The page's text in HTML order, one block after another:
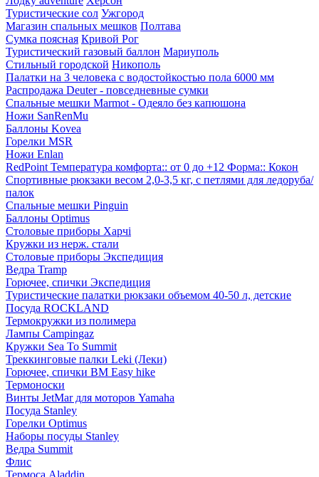
Туристические сол Ужгород
Магазин спальных мешков Полтава
Сумка поясная Кривой Рог
Туристический газовый баллон Мариуполь
Стильный городской Никополь
Палатки на 3 человека с водостойкостью пола 6000 мм
Распродажа Deuter - повседневные сумки
Спальные мешки Marmot - Одеяло без капюшона
Ножи SanRenMu
Баллоны Kovea
Горелки MSR
Ножи Enlan
RedPoint Температура комфорта:: от 0 до +12 Форма:: Кокон
Спортивные рюкзаки весом 2,0-3,5 кг, с петлями для ледоруба/
палок
Спальные мешки Pinguin
Баллоны Optimus
Столовые приборы Харчі
Кружки из нерж. стали
Столовые приборы Экспедиция
Ведра Tramp
Горючее, спички Экспедиция
Туристические палатки рюкзаки объемом 40-50 л, детские
Посуда ROCKLAND
Термокружки из полимера
Лампы Campingaz
Кружки Sea To Summit
Треккинговые палки Leki (Леки)
Горючее, спички BM Easy hike
Термоноски
Винты JetMar для моторов Yamaha
Посуда Stanley
Горелки Optimus
Наборы посуды Stanley
Ведра Summit
Флис
Термоса Aladdin